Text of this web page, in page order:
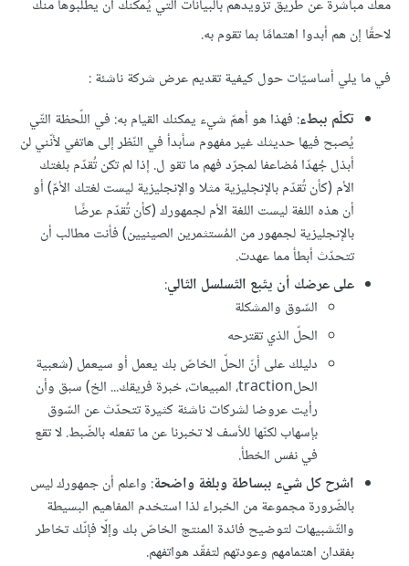
معك مباشرة عن طريق تزويدهم بالبيانات التي يُمكنك أن يطلبوها منك
لاحقًا إن هم أبدوا اهتمامًا بما تقوم به.
في ما يلي أساسيّات حول كيفية تقديم عرض شركة ناشئة :
تكلّم ببطء: فهذا هو أهمّ شيء يمكنك القيام به: في اللّحظة التّي
يُصبح فيها حديثك غير مفهوم سأبدأ في النّظر إلى هاتفي لأنّني لن
أبذل جُهدّا مُضاعفا لمجرّد فهم ما تقو ل. إذا لم تكن تُقدّم بلغتك
الأم (كأن تُقدّم بالإنجليزية مثلا والإنجليزية ليست لغتك الأمّ) أو
أن هذه اللغة ليست اللغة الأم لجمهورك (كأن تُقدّم عرضًا
بالإنجليزية لجمهور من المُستثمرين الصينيين) فأنت مطالب أن
تتحدّث أبطأ مما عهدت.
على عرضك أن يتّبع التّسلسل التّالي:
السّوق والمشكلة
الحلّ الذي تقترحه
دليلك على أنّ الحلّ الخاصّ بك يعمل أو سيعمل (شعبية
الحلtraction، المبيعات، خبرة فريقك... الخ) سبق وأن
رأيت عروضا لشركات ناشئة كثيرة تتحدّث عن السّوق
بإسهاب لكنّها للأسف لا تخبرنا عن ما تفعله بالضّبط. لا تقع
في نفس الخطأ.
اشرح كل شيء ببساطة وبلغة واضحة: واعلم أن جمهورك ليس
بالضّرورة مجموعة من الخبراء لذا استخدم المفاهيم البسيطة
والتّشبيهات لتوضيح فائدة المنتج الخاصّ بك وإلّا فإنّك تخاطر
بفقدان اهتمامهم وعودتهم لتفقّد هواتفهم.